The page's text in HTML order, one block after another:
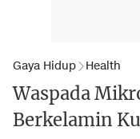
Gaya Hidup Health
Waspada
Berkelamin